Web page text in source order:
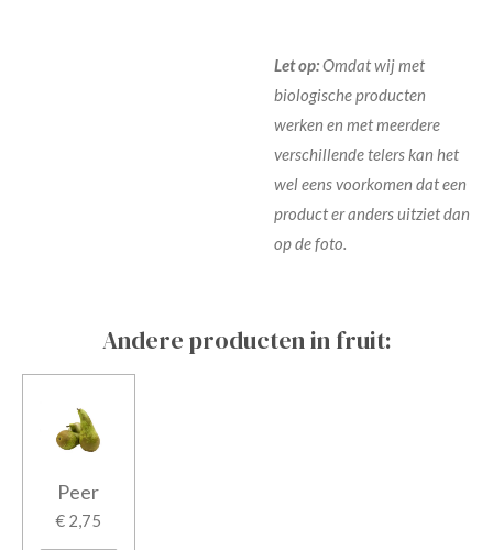
Let op:Omdat wij met
biologische producten
werken en met meerdere
verschillende telers kan het
wel eens voorkomen dat een
product er anders uitziet dan
op de foto.
Andere producten in fruit:
Peer
€ 2,75